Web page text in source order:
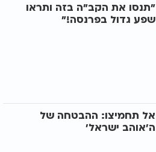
"תנסו את הקב"ה בזה ותראו
שפע גדול בפרנסה!"
אל תחמיצו: ההבטחה של
ה'אוהב ישראל'